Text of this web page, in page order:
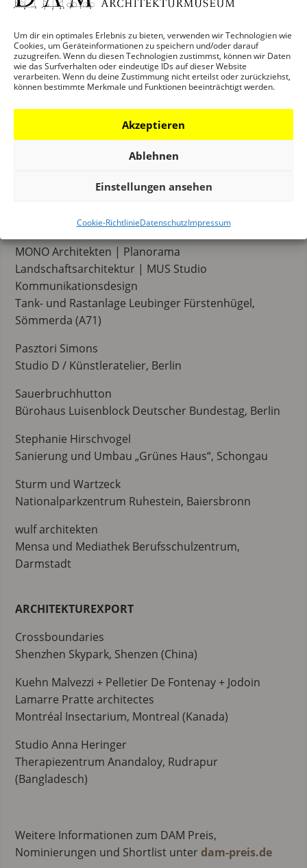
Um dir ein optimales Erlebnis zu bieten, verwenden wir Technologien wie
Cookies, um Geräteinformationen zu speichern und/oder darauf
zuzugreifen. Wenn du diesen Technologien zustimmst, können wir Daten
wie das Surfverhalten oder eindeutige IDs auf dieser Website
verarbeiten. Wenn du deine Zustimmung nicht erteilst oder zurückziehst,
können bestimmte Merkmale und Funktionen beeinträchtigt werden.
Akzeptieren
Ablehnen
Einstellungen ansehen
Cookie-RichtlinieDatenschutzImpressum
Hild + K
Hütten & Paläste
Scheune Prädikow, Umbau, genossenschaftliches
Wohn- und Gewerbehaus, Prötzel
Sanierung Audimax Universität Braunschweig
Lederer Ragnarsdóttir Oei LRO
Brauereihalle, Kirchheim
MONO Architekten | Planorama
Landschaftsarchitektur | MUS Studio
Kommunikationsdesign
Tank- und Rastanlage Leubinger Fürstenhügel,
Sömmerda (A71)
Pasztori Simons
Studio D / Künstleratelier, Berlin
Sauerbruchhutton
Bürohaus Luisenblock Deutscher Bundestag, Berlin
Stephanie Hirschvogel
Sanierung und Umbau „Grünes Haus“, Schongau
Sturm und Wartzeck
Nationalparkzentrum Ruhestein, Baiersbronn
wulf architekten
Mensa und Mediathek Berufsschulzentrum,
Darmstadt
ARCHITEKTUREXPORT
Crossboundaries
Shenzhen Skypark, Shenzen (China)
Kuehn Malvezzi + Pelletier De Fontenay + Jodoin
Lamarre Pratte architectes
Montréal Insectarium, Montreal (Kanada)
Studio Anna Heringer
Therapiezentrum Anandaloy, Rudrapur
(Bangladesch)
Weitere Informationen zum DAM Preis,
Nominierungen und Shortlist unter dam-preis.de